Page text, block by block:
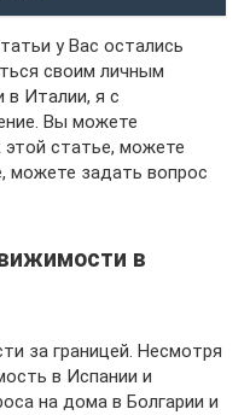
у Вас остались
своим личным
Италии, я с
Вы можете
статье, можете
можете задать вопрос
в
за границей. Несмотря
в Испании и
на дома в Болгарии и